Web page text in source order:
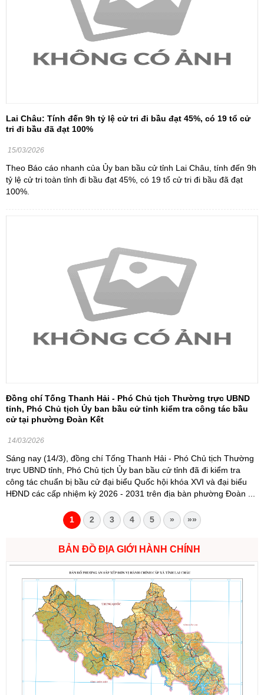
Lai Châu: Tính đến 9h tỷ lệ cử tri đi bầu đạt 45%, có 19 tổ cử
tri đi bầu đã đạt 100%
15/03/2026
Theo Báo cáo nhanh của Ủy ban bầu cử tỉnh Lai Châu, tính đến 9h
tỷ lệ cử tri toàn tỉnh đi bầu đạt 45%, có 19 tổ cử tri đi bầu đã đạt
100%.
Đồng chí Tống Thanh Hải - Phó Chủ tịch Thường trực UBND
tỉnh, Phó Chủ tịch Ủy ban bầu cử tỉnh kiểm tra công tác bầu
cử tại phường Đoàn Kết
14/03/2026
Sáng nay (14/3), đồng chí Tống Thanh Hải - Phó Chủ tịch Thường
trực UBND tỉnh, Phó Chủ tịch Ủy ban bầu cử tỉnh đã đi kiểm tra
công tác chuẩn bị bầu cử đại biểu Quốc hội khóa XVI và đại biểu
HĐND các cấp nhiệm kỳ 2026 - 2031 trên địa bàn phường Đoàn ...
1 2 3 4 5 » »»
BẢN ĐỒ ĐỊA GIỚI HÀNH CHÍNH
6731/UBND-KTN
Tên:(Công văn V/v triển khai thực hiện Nghị định số
303/2026/NĐ-CP ngày 01/8/2026 của Chính phủ sửa đổi, bổ
sung một số điều của Nghị định số 32/2024/NĐ-CP ngày
15/3/2024 của Chính phủ về quản lý, phát triển cụm công nghiệp)
Ngày ban hành: (06/08/2026)
1701/QĐ-UBND
(Quyết định Về việc công bố thủ tục hành chính được sửa
đổi, bổ sung và phê duyệt Quy trình nội bộ giải quyết trong lĩnh
vực thành lập và hoạt động của hộ kinh doanh thuộc phạm vi